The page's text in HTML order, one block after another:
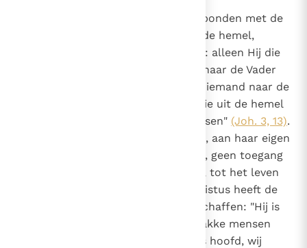
Deze laatste fase blijft nauw verbonden met de
eerste, d.w.z. de nederdaling uit de hemel,
verwezenlijkt in de menswording: alleen Hij die
"van de Vader is uitgegaan" kan "naar de Vader
Nooit is er iemand naar de
hemel opgeklommen, tenzij Hij die uit de hemel
is neergedaald, de Zoon des Mensen" (Joh. 3, 13).
De menselijke natuur heeft, aan haar eigen
natuurlijke krachten overgelaten, geen toegang
, tot het leven
en het geluk van God. Alleen Christus heeft de
mens deze toegang kunnen verschaffen: "Hij is
niet van onze zijde geweken, zwakke mensen
heeft Hij hoop gegeven: Hij is ons hoofd, wij